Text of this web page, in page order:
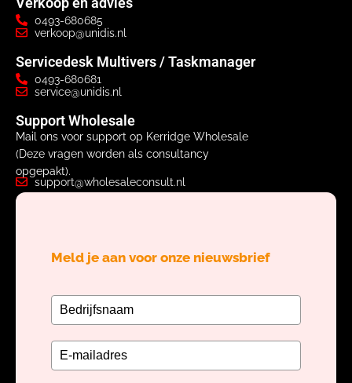
0493-680685
verkoop@unidis.nl
Servicedesk Multivers / Taskmanager
0493-680681
service@unidis.nl
Support Wholesale
Mail ons voor support op Kerridge Wholesale
(Deze vragen worden als consultancy
opgepakt).
support@wholesaleconsult.nl
Meld je aan voor onze nieuwsbrief